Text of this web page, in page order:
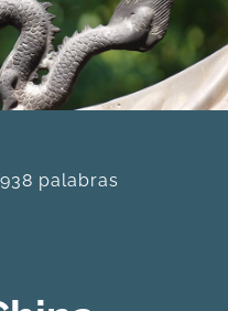
palabras